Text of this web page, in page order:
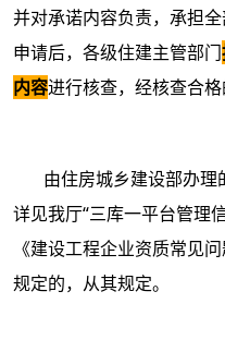
并对承诺内容负责，承担
申请后，各级住建主管部门
内容进行核查，经核查合格
由住房城乡建设部办理
详见我厅“三库一平台管理
《建设工程企业资质常见
规定的，从其规定。